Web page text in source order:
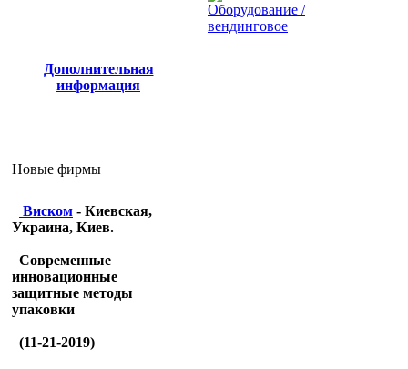
Дополнительная
информация
Новые фирмы
Виском - Киевская,
Украина, Киев.
Современные
инновационные
защитные методы
упаковки
(11-21-2019)
Оборудование /
вендинговое